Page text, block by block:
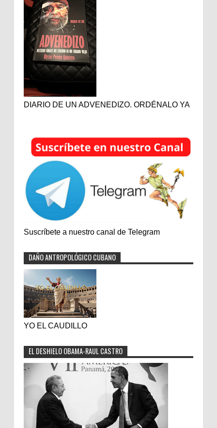
DIARIO DE UN ADVENEDIZO. ORDÉNALO YA
Suscríbete a nuestro canal de Telegram
DAÑO ANTROPOLÓGICO CUBANO
YO EL CAUDILLO
EL DESHIELO OBAMA-RAUL CASTRO